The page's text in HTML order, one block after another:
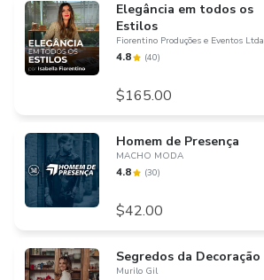
Elegância em todos os
Estilos
Fiorentino Produções e Eventos Ltda
4.8 (40)
$165.00
Homem de Presença
MACHO MODA
4.8 (30)
$42.00
Segredos da Decoração
Murilo Gil